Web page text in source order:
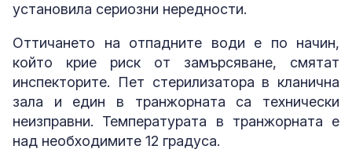
установила сериозни нередности.
Оттичането на отпадните води е по начин,
който крие риск от замърсяване, смятат
инспекторите. Пет стерилизатора в кланична
зала и един в транжорната са технически
неизправни. Температурата в транжорната е
над необходимите 12 градуса.